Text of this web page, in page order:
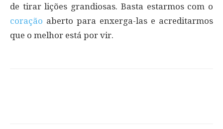
de tirar lições grandiosas. Basta estarmos com o
coração aberto para enxerga-las e acreditarmos
que o melhor está por vir.